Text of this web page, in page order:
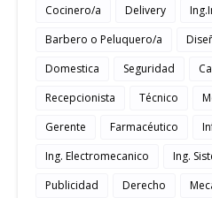
Cocinero/a
Delivery
Barbero o Peluquero/a
Domestica
Seguridad
Recepcionista
Técnico
Gerente
Farmacéutico
Ing. Electromecanico
Ing.
Publicidad
Derecho